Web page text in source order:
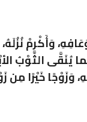
وَأَكْرِمْ
يُنَقَّى الثَّوْبُ
وَزَوْجًا خَيْرًا مِن